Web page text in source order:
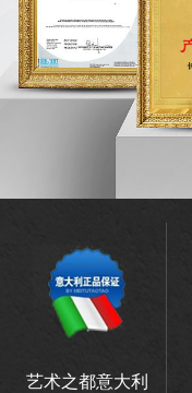
艺术之都意大利